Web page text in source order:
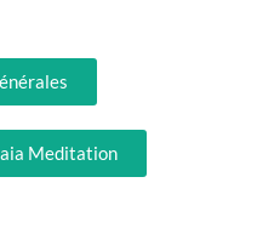
Meditation